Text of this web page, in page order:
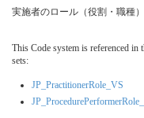
実施者のロール（役割・職種
This Code system is referenced
sets:
JP_PractitionerRole_VS